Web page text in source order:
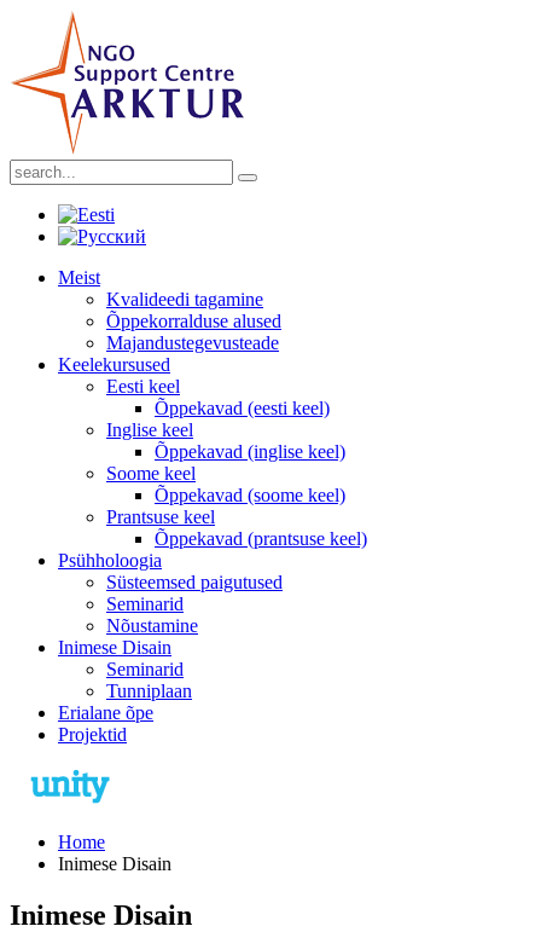
Meist
Kvalideedi tagamine
Õppekorralduse alused
Majandustegevusteade
Keelekursused
Eesti keel
Õppekavad (eesti keel)
Inglise keel
Õppekavad (inglise keel)
Soome keel
Õppekavad (soome keel)
Prantsuse keel
Õppekavad (prantsuse keel)
Psühholoogia
Süsteemsed paigutused
Seminarid
Nõustamine
Inimese Disain
Seminarid
Tunniplaan
Erialane õpe
Projektid
Home
Inimese Disain
Inimese Disain